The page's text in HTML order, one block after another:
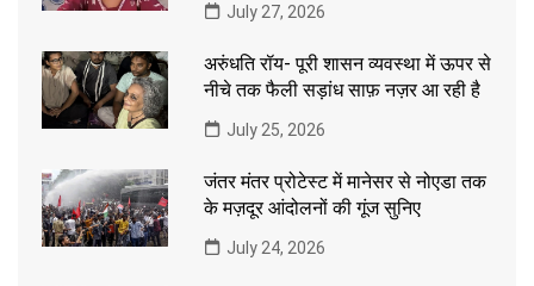
July 27, 2026
अरुंधति रॉय- पूरी शासन व्यवस्था में ऊपर से
नीचे तक फैली सड़ांध साफ़ नज़र आ रही है
July 25, 2026
जंतर मंतर प्रोटेस्ट में मानेसर से नोएडा तक
के मज़दूर आंदोलनों की गूंज सुनिए
July 24, 2026